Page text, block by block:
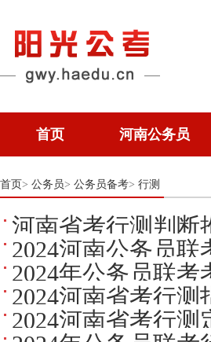
首页 河南公务员
首页> 公务员> 公务员备考> 行测
河南省考行测判断
2024河南公务员
2024年公务员联
2024河南省考行
2024河南省考行